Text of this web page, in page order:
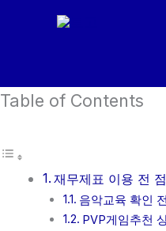
건
뛰
Table of Contents
재무제표 이용 전
음악교육 확인
PVP게임추천